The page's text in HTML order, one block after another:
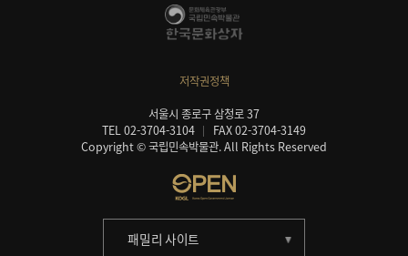
저작권정책
서울시 종로구 삼청로 37
TEL 02-3704-3104
FAX 02-3704-3149
Copyright © 국립민속박물관. All Rights Reserved
패밀리 사이트